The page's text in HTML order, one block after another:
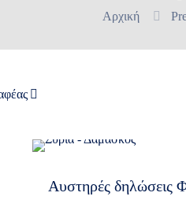
Αρχική
Αυστηρές δηλώσεις